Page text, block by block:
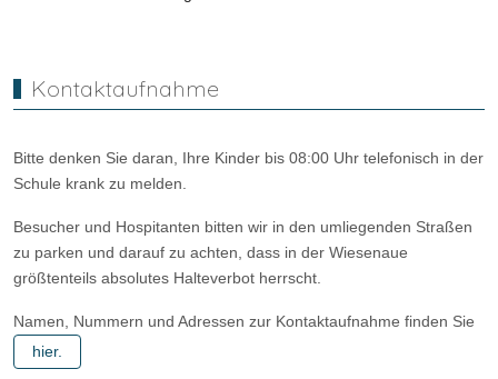
Kontaktaufnahme
Bitte denken Sie daran, Ihre Kinder bis 08:00 Uhr telefonisch in der
Schule krank zu melden.
Besucher und Hospitanten bitten wir in den umliegenden Straßen
zu parken und darauf zu achten, dass in der Wiesenaue
größtenteils absolutes Halteverbot herrscht.
Namen, Nummern und Adressen zur Kontaktaufnahme finden Sie
hier.